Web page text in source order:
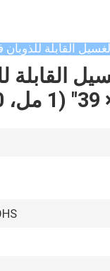
القابلة للذوبان
القابلة